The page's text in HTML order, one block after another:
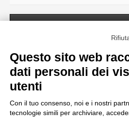
OGGETTO
Nessun risultato
LOCALIZZAZIONE
Questo sito web
dati personali dei
utenti
Con il tuo consenso, noi e i nostri
tecnologie simili per archiviare,